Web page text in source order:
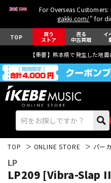
For Overseas
gakki.com/" for
TOP 買う
ストア
売る
中古買取
イ
【重要】熊本県で発生した地
TOP ONLINE STORE パー
LP
LP209 [Vibra-Slap